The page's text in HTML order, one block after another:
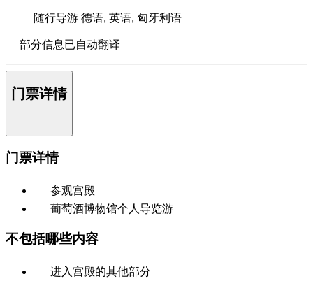
随行导游 德语, 英语, 匈牙利语
部分信息已自动翻译
门票详情
门票详情
参观宫殿
葡萄酒博物馆个人导览游
不包括哪些内容
进入宫殿的其他部分